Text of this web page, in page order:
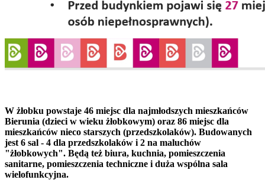
W żłobku powstaje 46 miejsc dla najmłodszych mieszkańców
Bierunia (dzieci w wieku żłobkowym) oraz 86 miejsc dla
mieszkańców nieco starszych (przedszkolaków). Budowanych
jest 6 sal - 4 dla przedszkolaków i 2 na maluchów
"żłobkowych". Będą też biura, kuchnia, pomieszczenia
sanitarne, pomieszczenia techniczne i duża wspólna sala
wielofunkcyjna.